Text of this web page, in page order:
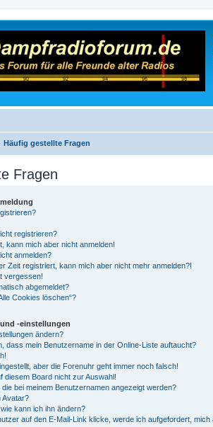
Häufig gestellte Fragen
Fragen
registrieren?
kann mich aber nicht anmelden!
anmelden?
Zeit registriert, kann mich aber nicht mehr anmelden?!
vergessen!
abgemeldet?
Cookies löschen“?
-einstellungen
ändern?
dass mein Benutzername in der Online-Liste auftaucht?
aber die Forenuhr geht immer noch falsch!
diesem Board nicht zur Auswahl!
bei meinem Benutzernamen angezeigt werden?
Avatar?
kann ich ihn ändern?
auf den E-Mail-Link klicke, werde ich aufgefordert, mich